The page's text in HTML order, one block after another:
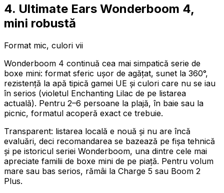
4. Ultimate Ears Wonderboom 4,
mini robustă
Format mic, culori vii
Wonderboom 4 continuă cea mai simpatică serie de
boxe mini: format sferic ușor de agățat, sunet la 360°,
rezistență la apă tipică gamei UE și culori care nu se iau
în serios (violetul Enchanting Lilac de pe listarea
actuală). Pentru 2–6 persoane la plajă, în baie sau la
picnic, formatul acoperă exact ce trebuie.
Transparent: listarea locală e nouă și nu are încă
evaluări, deci recomandarea se bazează pe fișa tehnică
și pe istoricul seriei Wonderboom, una dintre cele mai
apreciate familii de boxe mini de pe piață. Pentru volum
mare sau bas serios, rămâi la Charge 5 sau Boom 2
Plus.